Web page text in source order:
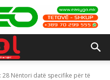
28 Nëntori datë specifike për të